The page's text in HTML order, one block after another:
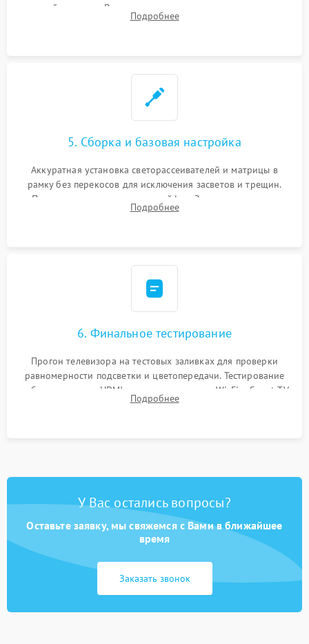
хрупкой матрицы. Восстановление поврежденных дорожек,
прошивка микросхем памяти EEPROM
Подробнее
5. Сборка и базовая настройка
Аккуратная установка светорассеивателей и матрицы в
рамку без перекосов для исключения засветов и трещин.
Подключение внутренних шлейфов. Закрытие корпуса.
Сброс настроек и обновление программного обеспечения.
Подробнее
6. Финальное тестирование
Прогон телевизора на тестовых заливках для проверки
равномерности подсветки и цветопередачи. Тестирование
работы разъемов HDMI, динамиков, модуля Wi-Fi и Smart TV
в рабочем режиме в течение нескольких часов.
Подробнее
У Вас остались вопросы?
Оставьте заявку, мы свяжемся с Вами в ближайшее
время
Заказать звонок